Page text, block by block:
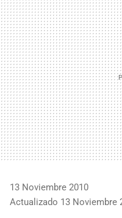
MAIL
13 Noviembre 2010
Actualizado 13 Noviembre